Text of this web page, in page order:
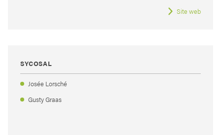
Site web
SYCOSAL
Josée Lorsché
Gusty Graas